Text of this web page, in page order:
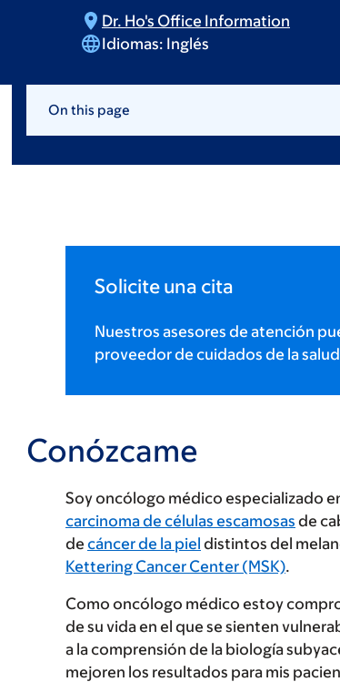
Dr. Ho's Office Information
Idiomas: Inglés
On this page
Solicite una cita
Nuestros asesores de atención
proveedor de cuidados de la
Conózcame
Soy oncólogo médico especializado
carcinoma de células escamosas de
de cáncer de la piel distintos del
Kettering Cancer Center (MSK).
Como oncólogo médico estoy
de su vida en el que se sienten
a la comprensión de la biología
mejoren los resultados para mis